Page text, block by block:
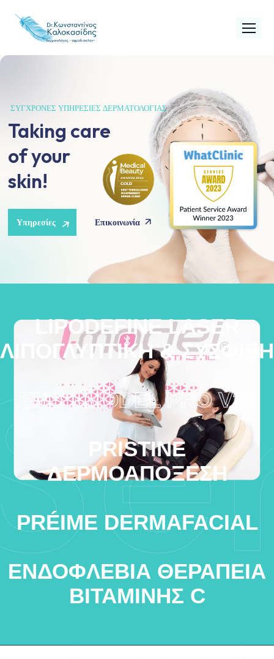
ΣΎΓΧΡΟΝΕΣ ΥΠΗΡΕΣΊΕΣ ΔΕΡΜΑΤΟΛΟΓΊΑΣ
Taking care
of your
skin!
Υπηρεσίες Επικοινωνία
LIPODEFINE LASER
ΛΙΠΟΓΛΥΠΤΙΚΉ & ΣΎΣΦΙΞΗ
EMS I-MODEL PRO V25
PRISTINE
ΔΕΡΜΟΑΠΌΞΕΣΗ
PRÉIME DERMAFACIAL
ΕΝΔΟΦΛΈΒΙΑ ΘΕΡΑΠΕΊΑ
ΒΙΤΑΜΊΝΗΣ C